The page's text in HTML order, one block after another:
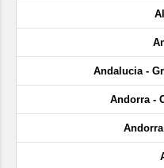
Andalucia -
Andorra -